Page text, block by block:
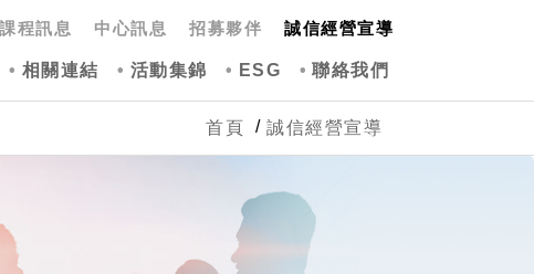
課程訊息 中心訊息 招募夥伴 誠信經營宣導
相關連結 活動集錦 ESG 聯絡我們
首頁 誠信經營宣導